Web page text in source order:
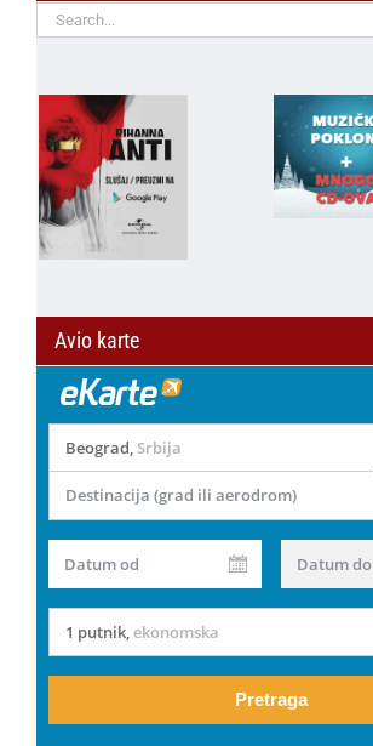
Search
for:
Avio karte
Beograd, Srbija
Destinacija (grad ili aerodrom)
Datum od Datum do
1 putnik,ekonomska
Pretraga